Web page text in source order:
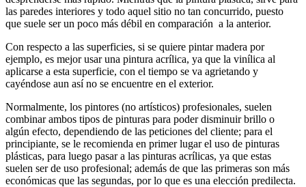
las paredes interiores y todo aquel sitio no tan concurrido, puesto
que suele ser un poco más débil en comparación a la anterior.
Con respecto a las superficies, si se quiere pintar madera por
ejemplo, es mejor usar una pintura acrílica, ya que la vinílica al
aplicarse a esta superficie, con el tiempo se va agrietando y
cayéndose aun así no se encuentre en el exterior.
Normalmente, los pintores (no artísticos) profesionales, suelen
combinar ambos tipos de pinturas para poder disminuir brillo o
algún efecto, dependiendo de las peticiones del cliente; para el
principiante, se le recomienda en primer lugar el uso de pinturas
plásticas, para luego pasar a las pinturas acrílicas, ya que estas
suelen ser de uso profesional; además de que las primeras son más
económicas que las segundas, por lo que es una elección predilecta.